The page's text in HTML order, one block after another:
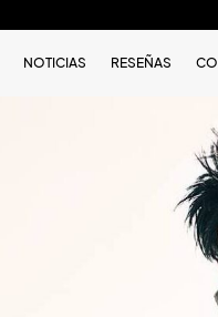
NOTICIAS RESEÑAS